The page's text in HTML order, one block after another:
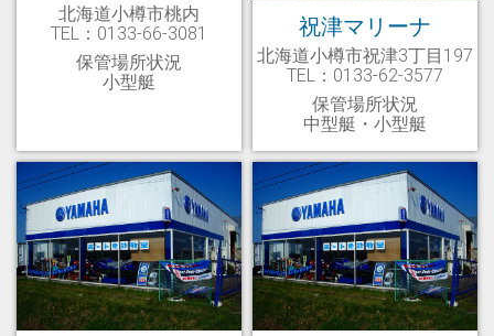
北海道小樽市桃内
TEL：0133-66-3081
保管場所状況
小型艇
祝津マリーナ
北海道小樽市祝津3丁目197
TEL：0133-62-3577
保管場所状況
中型艇・小型艇